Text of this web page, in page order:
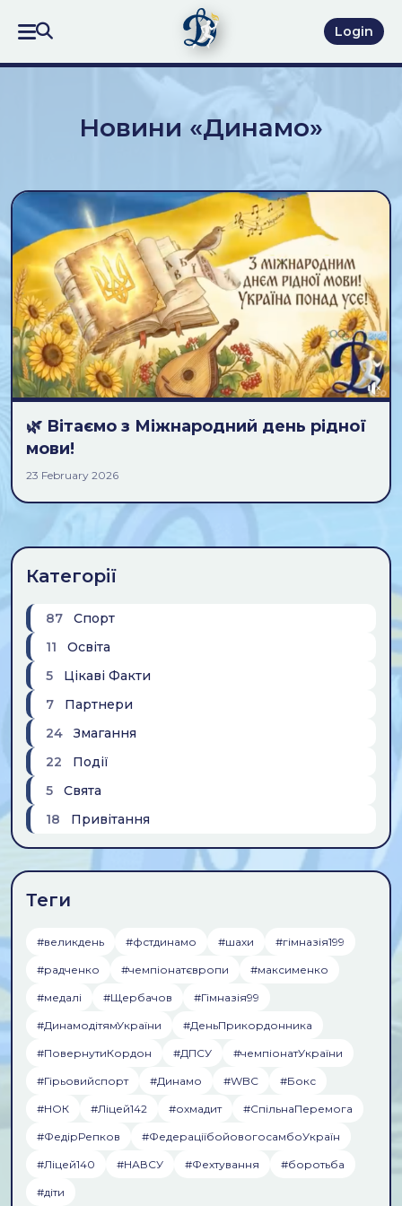
Login
Новини «Динамо»
🌿 Вітаємо з Міжнародний день рідної
мови!
23 February 2026
Категорії
87
Спорт
11
Освіта
5
Цікаві Факти
7
Партнери
24
Змагання
22
Події
5
Свята
18
Привiтання
Теги
#великдень #фстдинамо #шахи #гiмназiя199
#радченко #чемпiонатєвропи #максименко
#медалi #Щербачов #Гімназія99
#ДинамодітямУкраїни #ДеньПрикордонника
#ПовернутиКордон #ДПСУ #чемпіонатУкраїни
#Гірьовийспорт #Динамо #WBC #Бокс
#НОК #Ліцей142 #охмадит #СпільнаПеремога
#ФедірРепков #ФедераціїбойовогосамбоУкраїн
#Ліцей140 #НАВСУ #Фехтування #боротьба
#діти